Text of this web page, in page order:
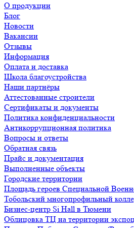
О продукции
Блог
Новости
Вакансии
Отзывы
Информация
Оплата и доставка
Школа благоустройства
Наши партнёры
Аттестованные строители
Сертификаты и документы
Политика конфиденциальности
Антикоррупционная политика
Вопросы и ответы
Обратная связь
Прайс и документация
Выполненные объекты
Городские территории
Площадь героев Специальной
Тобольский многопрофильный
Бизнес-центр Si Hall в Тюмени
Облицовка ТЦ на территории